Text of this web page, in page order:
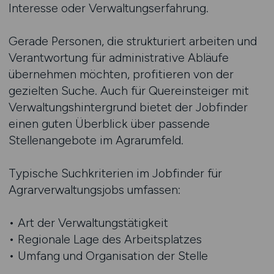
Interesse oder Verwaltungserfahrung.
Gerade Personen, die strukturiert arbeiten und
Verantwortung für administrative Abläufe
übernehmen möchten, profitieren von der
gezielten Suche. Auch für Quereinsteiger mit
Verwaltungshintergrund bietet der Jobfinder
einen guten Überblick über passende
Stellenangebote im Agrarumfeld.
Typische Suchkriterien im Jobfinder für
Agrarverwaltungsjobs umfassen:
• Art der Verwaltungstätigkeit
• Regionale Lage des Arbeitsplatzes
• Umfang und Organisation der Stelle